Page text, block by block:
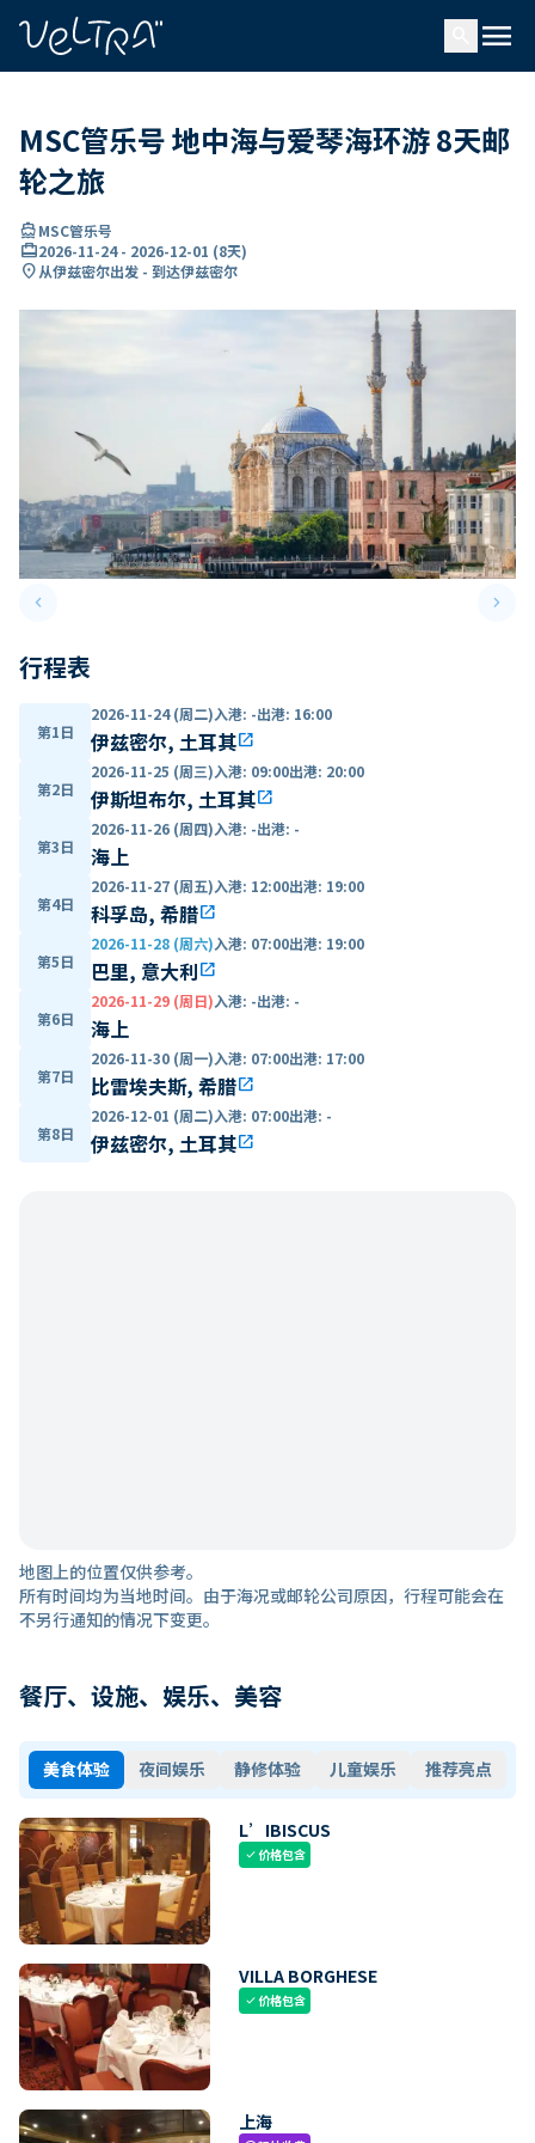
menu
MSC管乐号 地中海与爱琴海环游 8天邮
轮之旅
directions_boatMSC管乐号
card_travel2026-11-24- 2026-12-01 (8天)
location_on从伊兹密尔出发 - 到达伊兹密尔
keyboard_arrow_leftPrevious slide keyboard_arrow_right
行程表
第1日
2026-11-24 (周二)入港: -出港: 16:00
伊兹密尔, 土耳其open_in_new
第2日
2026-11-25 (周三)入港: 09:00出港: 20:00
伊斯坦布尔, 土耳其open_in_new
第3日
2026-11-26 (周四)入港: -出港: -
海上
第4日
2026-11-27 (周五)入港: 12:00出港: 19:00
科孚岛, 希腊open_in_new
第5日
2026-11-28 (周六)入港: 07:00出港: 19:00
巴里, 意大利open_in_new
第6日
2026-11-29 (周日)入港: -出港: -
海上
第7日
2026-11-30 (周一)入港: 07:00出港: 17:00
比雷埃夫斯, 希腊open_in_new
第8日
2026-12-01 (周二)入港: 07:00出港: -
伊兹密尔, 土耳其open_in_new
地图上的位置仅供参考。
所有时间均为当地时间。由于海况或邮轮公司原因，行程可能会在
不另行通知的情况下变更。
餐厅、设施、娱乐、美容
美食体验 夜间娱乐 静修体验 儿童娱乐 推荐亮点
L’IBISCUS
check价格包含
VILLA BORGHESE
check价格包含
上海